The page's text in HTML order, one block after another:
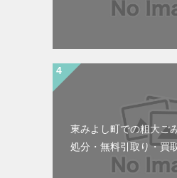
東みよし町での粗大ご
処分・無料引取り・買